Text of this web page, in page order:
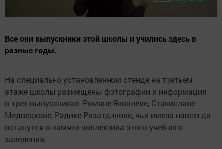
Все они выпускники этой школы и учились здесь в
разные годы.
На специально установленном стенде на третьем
этаже школы размещены фотографии и информация
о трех выпускниках: Романе Яковлеве, Станиславе
Медведкове, Радике Ризатдинове, чьи имена навсегда
останутся в памяти коллектива этого учебного
заведения.